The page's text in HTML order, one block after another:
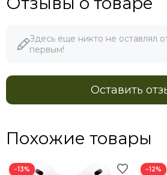
Здесь еще никто не оставлял
первым!
Оставить
Похожие товары
−13% −12%